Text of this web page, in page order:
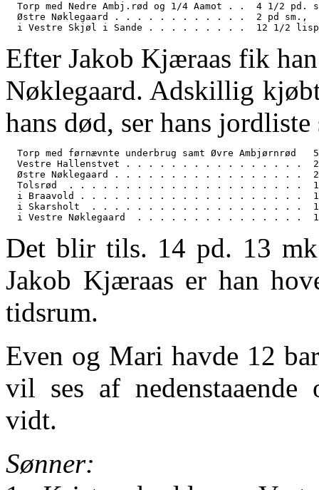
Torp med Nedre Ambj.rød og 1/4 Aamot . .  4 1/2 pd.
  Østre Nøklegaard . . . . . . . . . . . .  2 pd sm.,
Efter Jakob Kjæraas fik
Nøklegaard. Adskillig
hans død, ser hans
Torp med førnævnte underbrug samt Øvre Ambjørnrød
Vestre Hallenstvet . . . . . . . . . . . . . . . .
Østre Nøklegaard . . . . . . . . . . . . . . . . .
Tolsrød  . . . . . . . . . . . . . . . . . . . . .
i Braavold . . . . . . . . . . . . . . . . . . . .
i Skarsholt  . . . . . . . . . . . . . . . . . . .
Det blir tils. 14 pd. 13
Jakob Kjæraas er han
tidsrum.
Even og Mari havde 12
vil ses af nedenstaaende
vidt.
Sønner: